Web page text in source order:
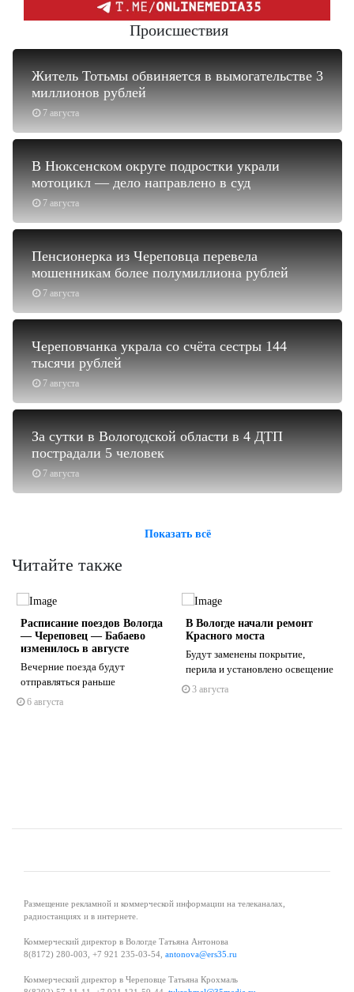
Происшествия
7 августа
Житель Тотьмы обвиняется в вымогательстве 3
миллионов рублей
7 августа
В Нюксенском округе подростки украли
мотоцикл — дело направлено в суд
7 августа
Пенсионерка из Череповца перевела
мошенникам более полумиллиона рублей
7 августа
Череповчанка украла со счёта сестры 144
тысячи рублей
7 августа
За сутки в Вологодской области в 4 ДТП
пострадали 5 человек
Показать всё
Читайте также
Расписание поездов Вологда
— Череповец — Бабаево
изменилось в августе
Вечерние поезда будут
отправляться раньше
6 августа
В Вологде начали ремонт
Красного моста
Будут заменены покрытие,
перила и установлено освещение
3 августа
Размещение рекламной и коммерческой информации на телеканалах,
радиостанциях и в интернете.
Коммерческий директор в Вологде Татьяна Антонова
8(8172) 280-003, +7 921 235-03-54, antonova@ers35.ru
Коммерческий директор в Череповце Татьяна Крохмаль